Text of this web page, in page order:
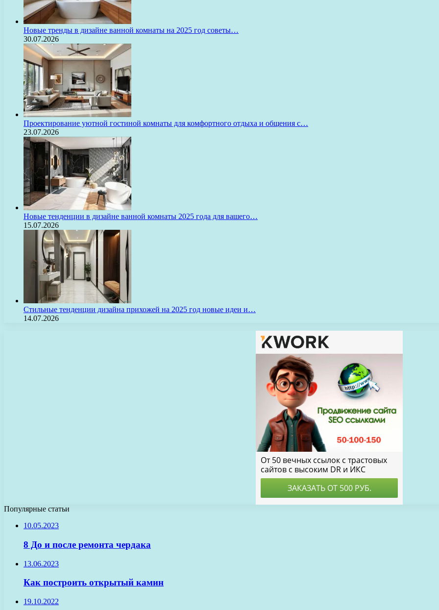
Новые тренды в дизайне ванной комнаты на 2025 год советы…
30.07.2026
Проектирование уютной гостиной комнаты для комфортного отдыха и общения с…
23.07.2026
Новые тенденции в дизайне ванной комнаты 2025 года для вашего…
15.07.2026
Стильные тенденции дизайна прихожей на 2025 год новые идеи и…
14.07.2026
Популярные статьи
10.05.2023
8 До и после ремонта чердака
13.06.2023
Как построить открытый камин
19.10.2022